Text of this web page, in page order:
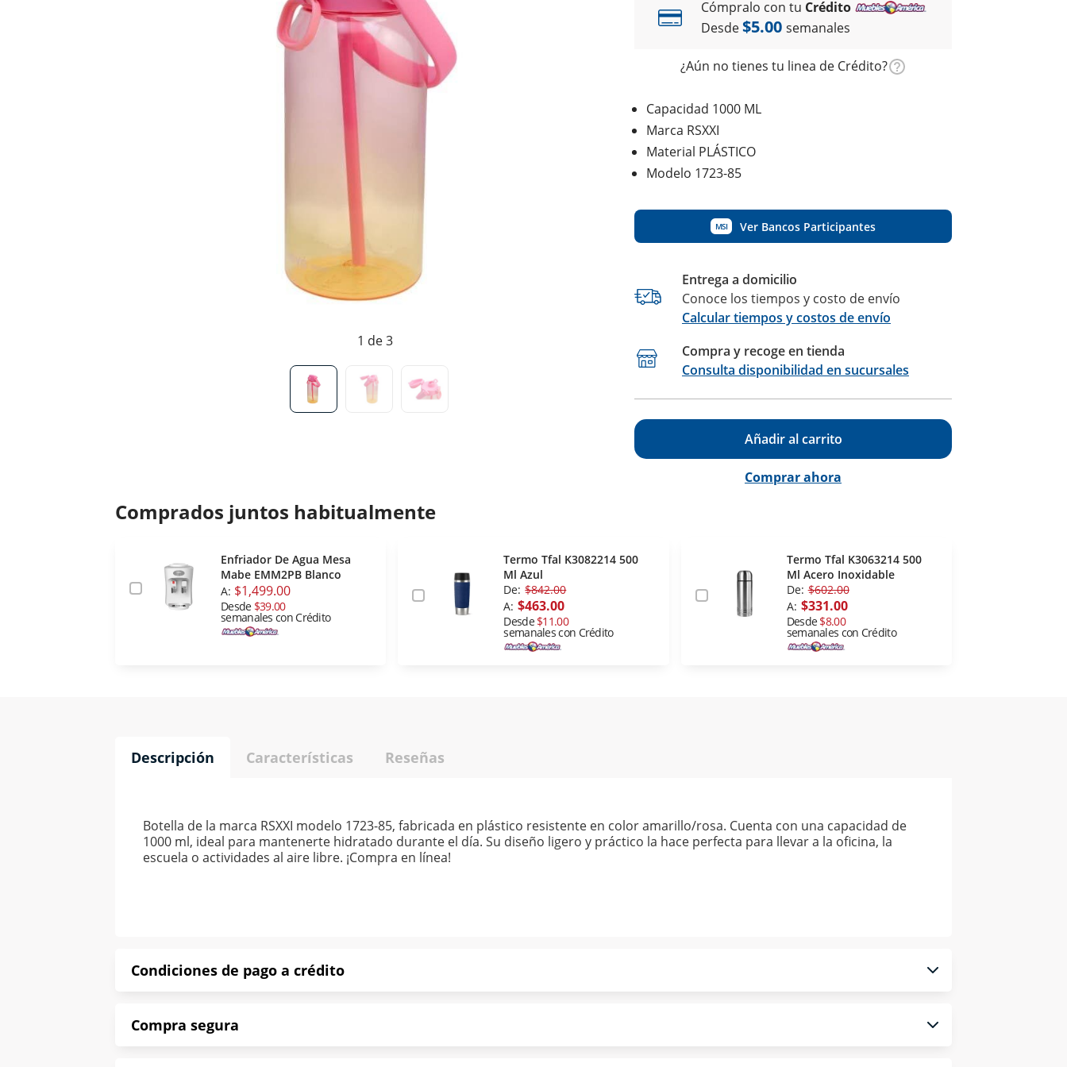
1 de 3
Cómpralo con tu Crédito
Desde$5.00 semanales
¿Aún no tienes tu linea de Crédito?
Capacidad 1000 ML
Marca RSXXI
Material PLÁSTICO
Modelo 1723-85
MSI Ver Bancos Participantes
Entrega a domicilio
Conoce los tiempos y costo de envío
Calcular tiempos y costos de envío
Compra y recoge en tienda
Consulta disponibilidad en sucursales
Añadir al carrito
Comprar ahora
Comprados juntos habitualmente
Enfriador De Agua Mesa
Mabe EMM2PB Blanco
A: $1,499.00
Desde $39.00
semanales con Crédito
Termo Tfal K3082214 500
Ml Azul
De: $842.00
A: $463.00
Desde$11.00
semanales con Crédito
Termo Tfal K3063214 500
Ml Acero Inoxidable
De: $602.00
A: $331.00
Desde$8.00
semanales con Crédito
Descripción Características Reseñas
Botella de la marca RSXXI modelo 1723-85, fabricada en plástico resistente en color amarillo/rosa. Cuenta con una capacidad de
1000 ml, ideal para mantenerte hidratado durante el día. Su diseño ligero y práctico la hace perfecta para llevar a la oficina, la
escuela o actividades al aire libre. ¡Compra en línea!
Condiciones de pago a crédito
Compra segura